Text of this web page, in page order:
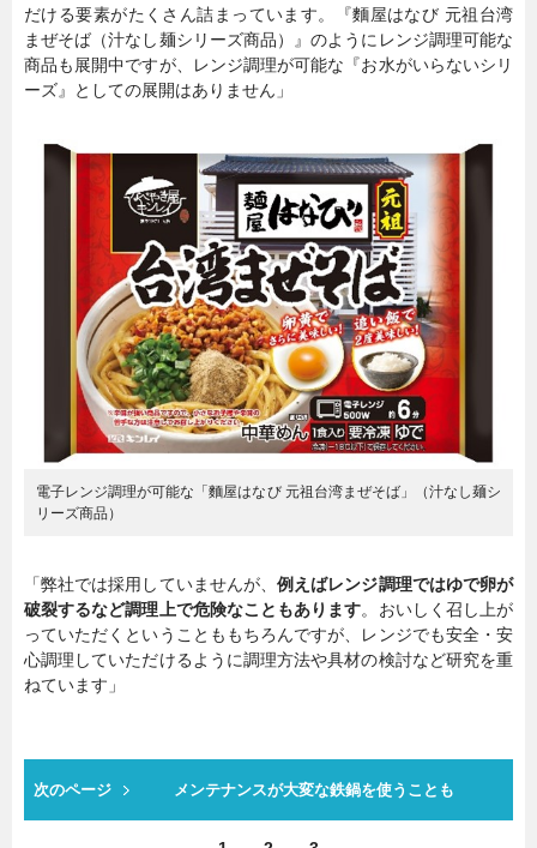
だける要素がたくさん詰まっています。『麵屋はなび 元祖台湾
まぜそば（汁なし麺シリーズ商品）』のようにレンジ調理可能な
商品も展開中ですが、レンジ調理が可能な『お水がいらないシリ
ーズ』としての展開はありません」
電子レンジ調理が可能な「麵屋はなび 元祖台湾まぜそば」（汁なし麺シ
リーズ商品）
「弊社では採用していませんが、例えばレンジ調理ではゆで卵が
破裂するなど調理上で危険なこともあります。おいしく召し上が
っていただくということももちろんですが、レンジでも安全・安
心調理していただけるように調理方法や具材の検討など研究を重
ねています」
次のページ メンテナンスが大変な鉄鍋を使うことも